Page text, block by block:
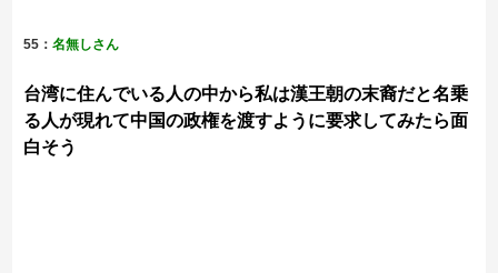
55：名無しさん
台湾に住んでいる人の中から私は漢王朝の末裔だと名乗
る人が現れて中国の政権を渡すように要求してみたら面
白そう